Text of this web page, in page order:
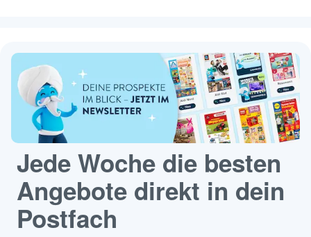
Jede Woche die besten
Angebote direkt in dein
Postfach